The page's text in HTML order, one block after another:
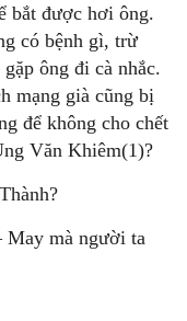
bắt được hơi ông.
có bệnh gì, trừ
ông đi cà nhắc.
mạng già cũng bị
để không cho chết
Văn Khiêm(1)?
May mà người ta